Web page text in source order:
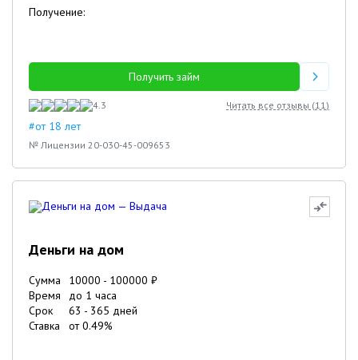
Деньги на дом
Сумма 10000 - 100000 ₽
Время
до 1 часа
Срок
63 - 365 дней
Ставка
от0.49%
Получение:
Получить займ
4.3 Читать все отзывы (11)
#от 18 лет
№ Лицензии 20-030-45-009653